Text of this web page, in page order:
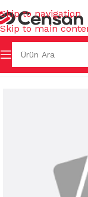
Skip to navigation
Skip to main
&